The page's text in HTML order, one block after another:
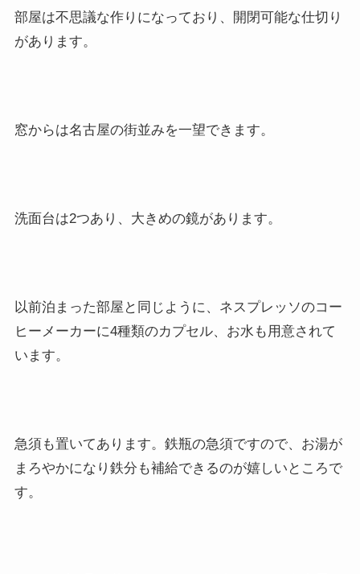
部屋は不思議な作りになっており、開閉可能な仕切り
があります。
窓からは名古屋の街並みを一望できます。
洗面台は2つあり、大きめの鏡があります。
以前泊まった部屋と同じように、ネスプレッソのコー
ヒーメーカーに4種類のカプセル、お水も用意されて
います。
急須も置いてあります。鉄瓶の急須ですので、お湯が
まろやかになり鉄分も補給できるのが嬉しいところで
す。